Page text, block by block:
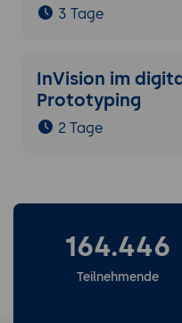
3 Tage
InVision im
Prototyping
2 Tage
164.446
Teilnehmende